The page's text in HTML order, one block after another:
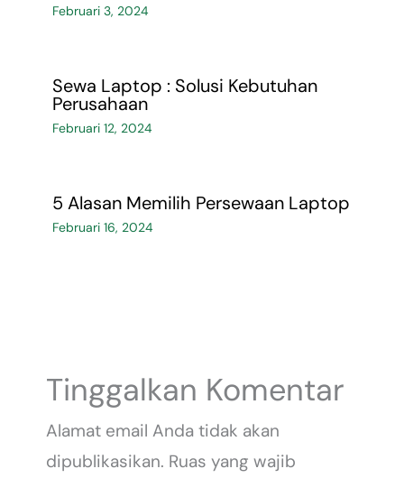
Februari 3, 2024
Sewa Laptop : Solusi Kebutuhan
Perusahaan
Februari 12, 2024
5 Alasan Memilih Persewaan Laptop
Februari 16, 2024
Tinggalkan Komentar
Alamat email Anda tidak akan
dipublikasikan. Ruas yang wajib